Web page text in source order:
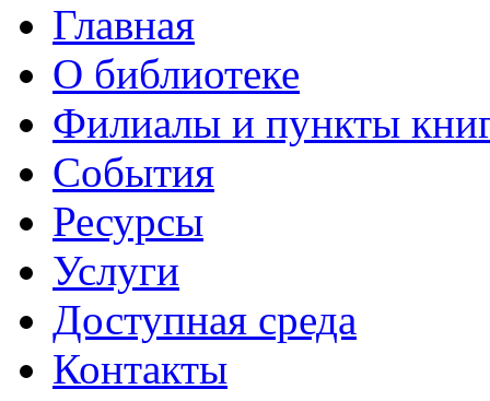
Главная
О библиотеке
Филиалы и пункты
События
Ресурсы
Услуги
Доступная среда
Контакты